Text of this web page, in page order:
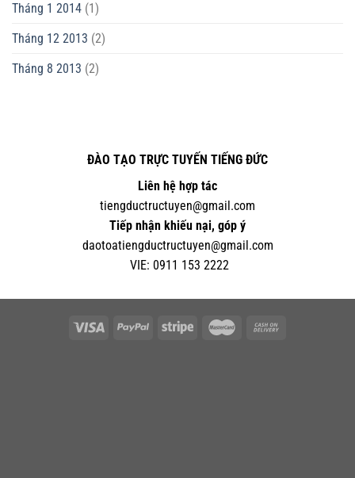
Tháng 1 2014 (1)
Tháng 12 2013 (2)
Tháng 8 2013 (2)
ĐÀO TẠO TRỰC TUYẾN TIẾNG ĐỨC
Liên hệ hợp tác
tiengductructuyen@gmail.com
Tiếp nhận khiếu nại, góp ý
daotoatiengductructuyen@gmail.com
VIE: 0911 153 2222